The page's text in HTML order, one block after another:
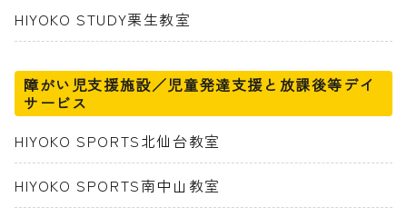
HIYOKO STUDY栗生教室
障がい児支援施設／児童発達支援と放課後等デイ
サービス
HIYOKO SPORTS北仙台教室
HIYOKO SPORTS南中山教室